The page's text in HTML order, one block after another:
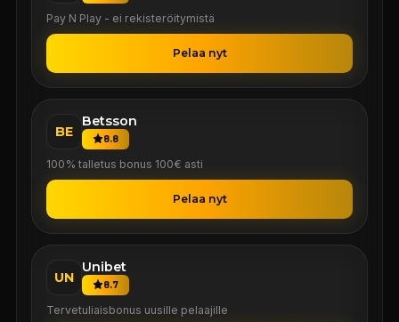
Pay N Play - ei rekisteröitymistä
Pelaa nyt
BE
Betsson
8.8
100% talletus bonus 100€ asti
Pelaa nyt
UN
Unibet
8.7
Tervetuliaisbonus uusille pelaajille